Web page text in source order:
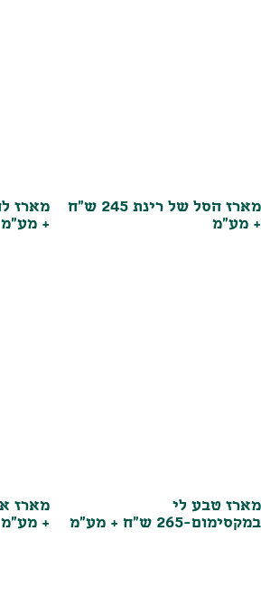
מארז הסל של רינת 245 ש"ח
+ מע"מ
+ מע"מ
מארז טבע לי
במקסימום-265 ש"ח + מע"מ
+ מע"מ